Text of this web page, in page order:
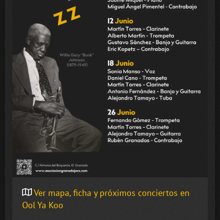
Ver mapa, ficha y próximos conciertos en
Ool Ya Koo